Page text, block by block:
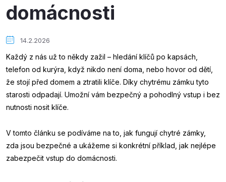
domácnosti
14.2.2026
Každý z nás už to někdy zažil – hledání klíčů po kapsách,
telefon od kurýra, když nikdo není doma, nebo hovor od dětí,
že stojí před domem a ztratili klíče. Díky chytrému zámku tyto
starosti odpadají. Umožní vám bezpečný a pohodlný vstup i bez
nutnosti nosit klíče.
V tomto článku se podíváme na to, jak fungují chytré zámky,
zda jsou bezpečné a ukážeme si konkrétní příklad, jak nejlépe
zabezpečit vstup do domácnosti.